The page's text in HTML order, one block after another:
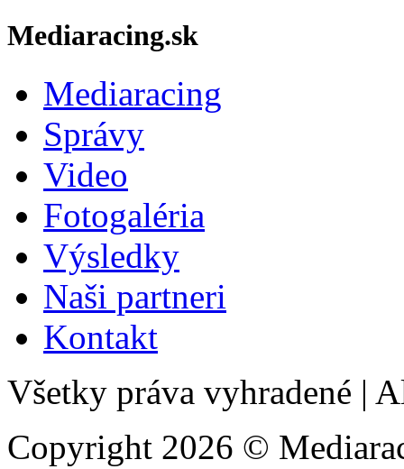
Mediaracing.sk
Mediaracing
Správy
Video
Fotogaléria
Výsledky
Naši partneri
Kontakt
Všetky práva vyhradené |
Copyright 2026 ©